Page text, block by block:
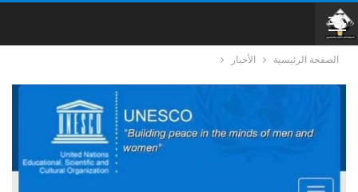
الصفحة الرئيسية الأخبار